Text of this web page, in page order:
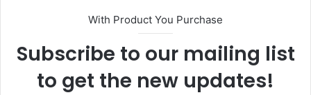
With Product You Purchase
Subscribe to our mailing list
to get the new updates!